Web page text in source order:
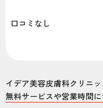
口コミなし
イデア美容皮膚科クリニ
無料サービスや営業時間